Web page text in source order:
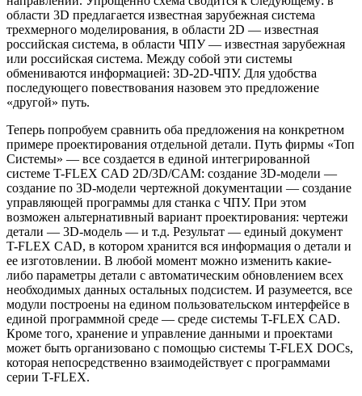
области 3D предлагается известная зарубежная система
трехмерного моделирования, в области 2D — известная
российская система, в области ЧПУ — известная зарубежная
или российская система. Между собой эти системы
обмениваются информацией: 3D-2D-ЧПУ. Для удобства
последующего повествования назовем это предложение
«другой» путь.
Теперь попробуем сравнить оба предложения на конкретном
примере проектирования отдельной детали. Путь фирмы «Топ
Системы» — все создается в единой интегрированной
системе T-FLEX CAD 2D/3D/CAM: создание 3D-модели —
создание по 3D-модели чертежной документации — создание
управляющей программы для станка с ЧПУ. При этом
возможен альтернативный вариант проектирования: чертежи
детали — 3D-модель — и т.д. Результат — единый документ
T-FLEX CAD, в котором хранится вся информация о детали и
ее изготовлении. В любой момент можно изменить какие-
либо параметры детали с автоматическим обновлением всех
необходимых данных остальных подсистем. И разумеется, все
модули построены на едином пользовательском интерфейсе в
единой программной среде — среде системы T-FLEX CAD.
Кроме того, хранение и управление данными и проектами
может быть организовано с помощью системы T-FLEX DOCs,
которая непосредственно взаимодействует с программами
серии T-FLEX.